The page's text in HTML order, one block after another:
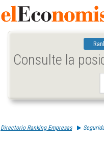
Consulte la
Directorio Ranking Empresas